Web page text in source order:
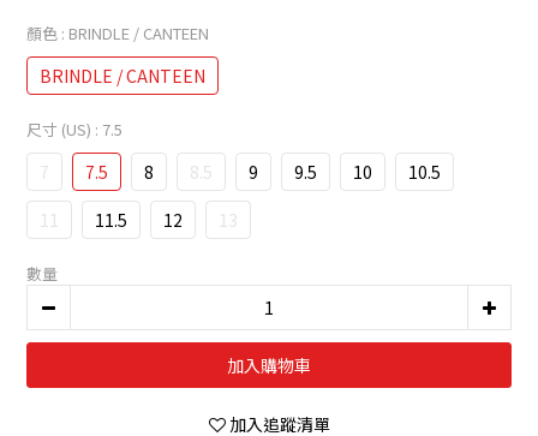
顏色 : BRINDLE / CANTEEN
BRINDLE / CANTEEN
尺寸 (US) : 7.5
7 7.5 8 8.5 9 9.5 10
10.5
11
11.5 12 13
數量
加入購物車
加入追蹤清單